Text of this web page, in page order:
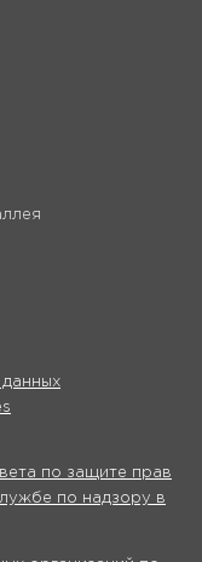
по защите прав
по надзору в